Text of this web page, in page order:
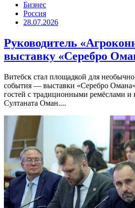
Бизнес
Россия
28.07.2026
Руководитель
выставку «Серебро
Витебск стал площадкой для
события — выставки «Серебро
гостей с традиционными ремёслами
Султаната Оман....